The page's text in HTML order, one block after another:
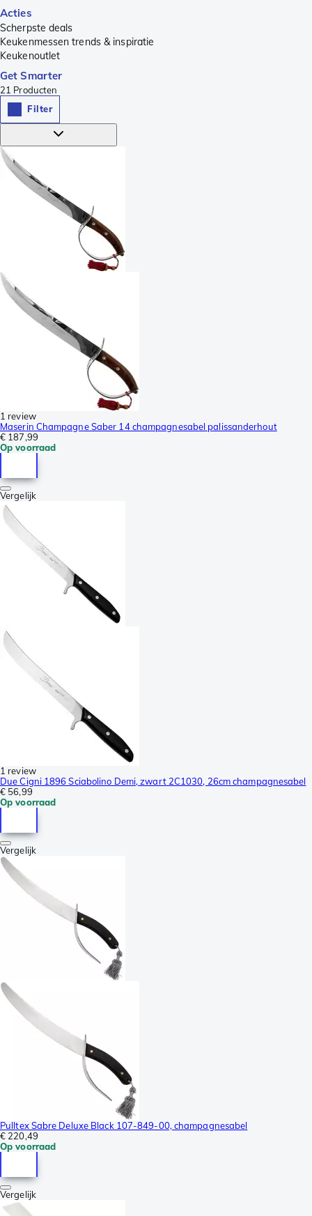
Acties
Scherpste deals
Keukenmessen trends & inspiratie
Keukenoutlet
Get Smarter
21 Producten
Filter
1 review
Maserin Champagne Saber 14 champagnesabel palissanderhout
€ 187,99
Op voorraad
Vergelijk
1 review
Due Cigni 1896 Sciabolino Demi, zwart 2C1030, 26cm champagnesabel
€ 56,99
Op voorraad
Vergelijk
Pulltex Sabre Deluxe Black 107-849-00, champagnesabel
€ 220,49
Op voorraad
Vergelijk